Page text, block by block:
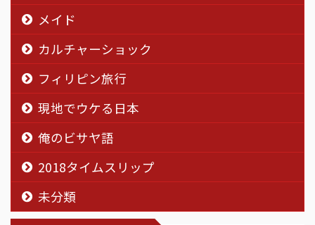
メイド
カルチャーショック
フィリピン旅行
現地でウケる日本
俺のビサヤ語
2018タイムスリップ
未分類